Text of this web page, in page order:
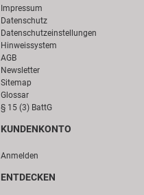
Impressum
Datenschutz
Datenschutzeinstellungen
Hinweissystem
AGB
Newsletter
Sitemap
Glossar
§ 15 (3) BattG
KUNDENKONTO
Anmelden
ENTDECKEN